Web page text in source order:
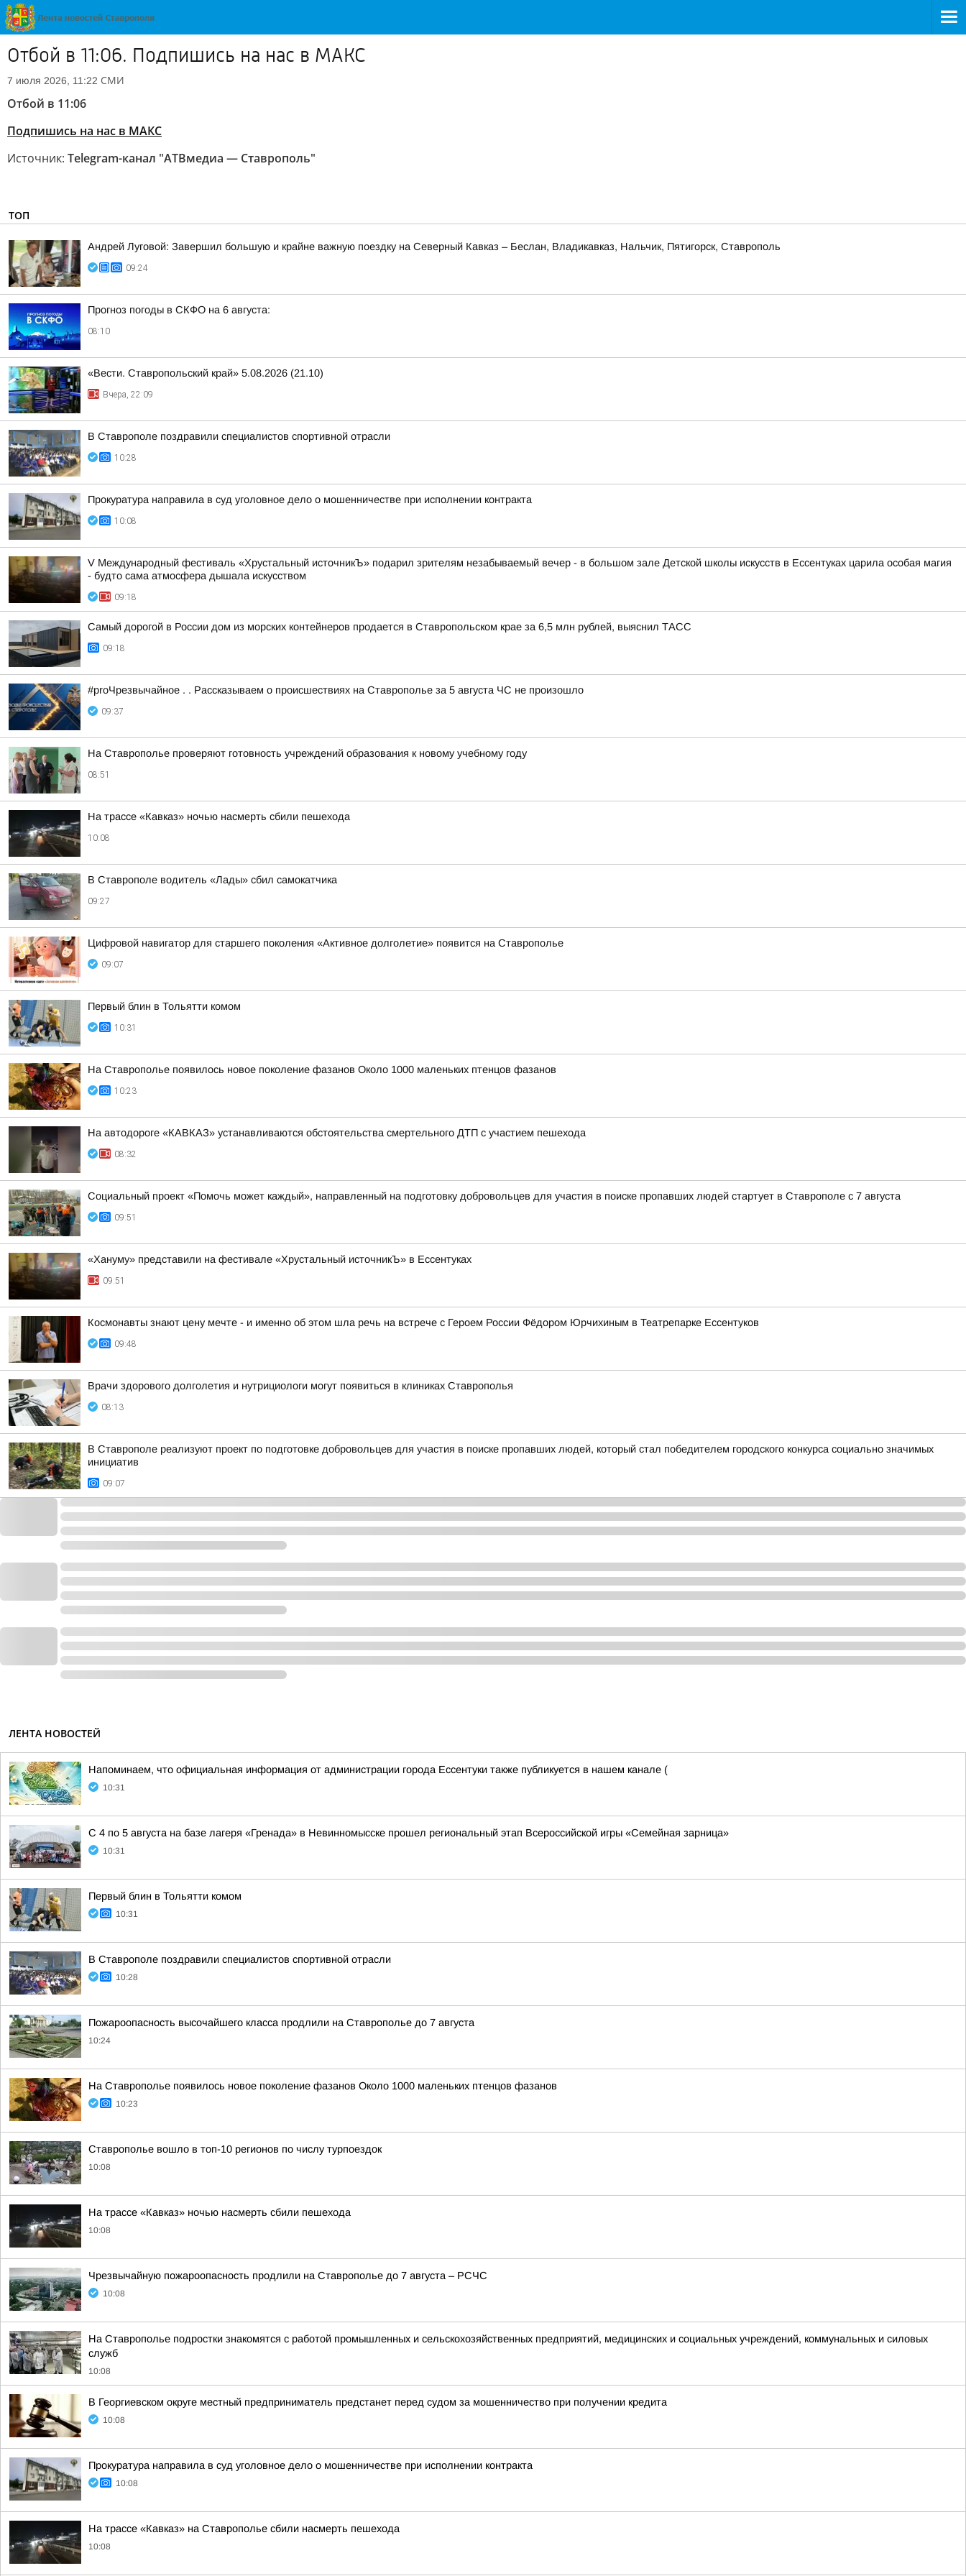
Отбой в 11:06. Подпишись на нас в МАКС
7 июля 2026, 11:22 СМИ
Отбой в 11:06
Подпишись на нас в МАКС
Источник: Telegram-канал "АТВмедиа — Ставрополь"
ТОП
Андрей Луговой: Завершил большую и крайне важную поездку на Северный Кавказ – Беслан, Владикавказ, Нальчик, Пятигорск, Ставрополь
09:24
Прогноз погоды в СКФО на 6 августа:
08:10
«Вести. Ставропольский край» 5.08.2026 (21.10)
Вчера, 22:09
В Ставрополе поздравили специалистов спортивной отрасли
10:28
Прокуратура направила в суд уголовное дело о мошенничестве при исполнении контракта
10:08
V Международный фестиваль «Хрустальный источникЪ» подарил зрителям незабываемый вечер - в большом зале Детской школы искусств в Ессентуках царила особая магия
- будто сама атмосфера дышала искусством
09:18
Самый дорогой в России дом из морских контейнеров продается в Ставропольском крае за 6,5 млн рублей, выяснил ТАСС
09:18
#proЧрезвычайное . . Рассказываем о происшествиях на Ставрополье за 5 августа ЧС не произошло
09:37
На Ставрополье проверяют готовность учреждений образования к новому учебному году
08:51
На трассе «Кавказ» ночью насмерть сбили пешехода
10:08
В Ставрополе водитель «Лады» сбил самокатчика
09:27
Цифровой навигатор для старшего поколения «Активное долголетие» появится на Ставрополье
09:07
Первый блин в Тольятти комом
10:31
На Ставрополье появилось новое поколение фазанов Около 1000 маленьких птенцов фазанов
10:23
На автодороге «КАВКАЗ» устанавливаются обстоятельства смертельного ДТП с участием пешехода
08:32
Социальный проект «Помочь может каждый», направленный на подготовку добровольцев для участия в поиске пропавших людей стартует в Ставрополе с 7 августа
09:51
«Хануму» представили на фестивале «Хрустальный источникЪ» в Ессентуках
09:51
Космонавты знают цену мечте - и именно об этом шла речь на встрече с Героем России Фёдором Юрчихиным в Театрепарке Ессентуков
09:48
Врачи здорового долголетия и нутрициологи могут появиться в клиниках Ставрополья
08:13
В Ставрополе реализуют проект по подготовке добровольцев для участия в поиске пропавших людей, который стал победителем городского конкурса социально значимых
инициатив
09:07
ЛЕНТА НОВОСТЕЙ
Напоминаем, что официальная информация от администрации города Ессентуки также публикуется в нашем канале (
10:31
С 4 по 5 августа на базе лагеря «Гренада» в Невинномысске прошел региональный этап Всероссийской игры «Семейная зарница»
10:31
Первый блин в Тольятти комом
10:31
В Ставрополе поздравили специалистов спортивной отрасли
10:28
Пожароопасность высочайшего класса продлили на Ставрополье до 7 августа
10:24
На Ставрополье появилось новое поколение фазанов Около 1000 маленьких птенцов фазанов
10:23
Ставрополье вошло в топ-10 регионов по числу турпоездок
10:08
На трассе «Кавказ» ночью насмерть сбили пешехода
10:08
Чрезвычайную пожароопасность продлили на Ставрополье до 7 августа – РСЧС
10:08
На Ставрополье подростки знакомятся с работой промышленных и сельскохозяйственных предприятий, медицинских и социальных учреждений, коммунальных и силовых
служб
10:08
В Георгиевском округе местный предприниматель предстанет перед судом за мошенничество при получении кредита
10:08
Прокуратура направила в суд уголовное дело о мошенничестве при исполнении контракта
10:08
На трассе «Кавказ» на Ставрополье сбили насмерть пешехода
10:08